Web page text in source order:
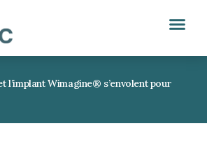
l’implant Wimagine® s’envolent pour